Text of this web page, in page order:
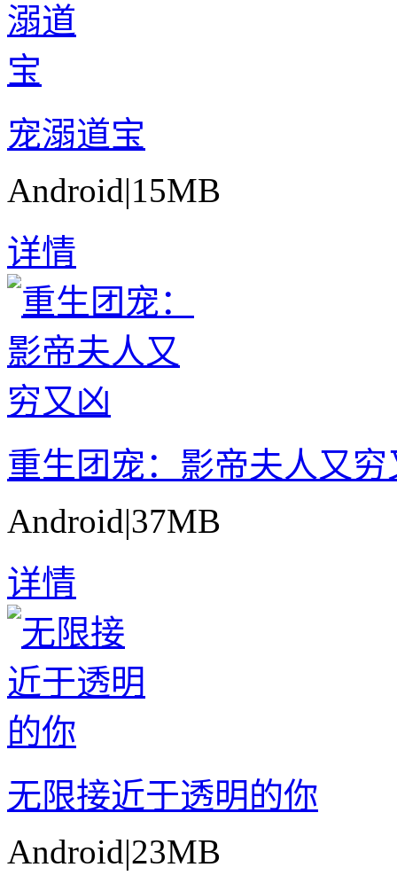
宠溺道宝
Android|15MB
详情
重生团宠：影帝夫人又穷
Android|37MB
详情
无限接近于透明的你
Android|23MB